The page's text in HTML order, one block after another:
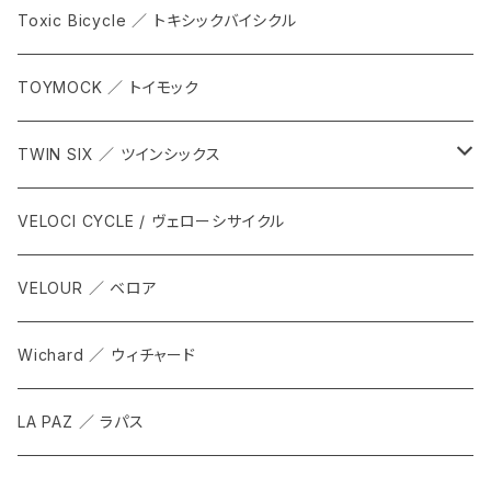
Toxic Bicycle ／ トキシックバイシクル
TOYMOCK ／ トイモック
TWIN SIX ／ ツインシックス
ALL
Tops
Bottoms
Accesorries
VELOCI CYCLE / ヴェローシサイクル
VELOUR ／ ベロア
Wichard ／ ウィチャード
LA PAZ ／ ラパス